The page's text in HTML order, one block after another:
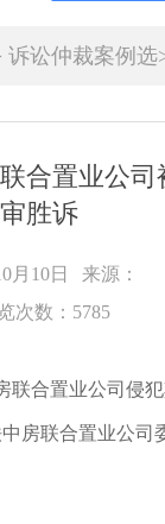
诉讼仲裁案例选
合置业公
胜诉
月10日
来源：
次数：5785
联合置业公司侵
房联合置业公司